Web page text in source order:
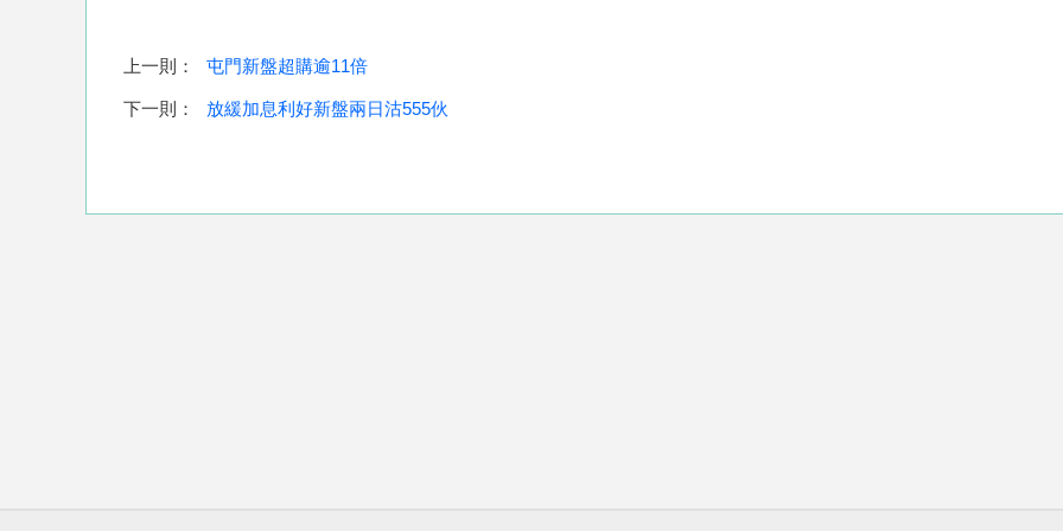
上一則： 屯門新盤超購逾11倍
下一則： 放緩加息利好新盤兩日沽555伙